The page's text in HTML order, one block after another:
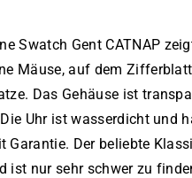
Swatch Gent CATNAP
Mäuse, auf dem
Das Gehäuse ist
Uhr ist wasserdicht und
Garantie. Der beliebte
ist nur sehr schwer zu